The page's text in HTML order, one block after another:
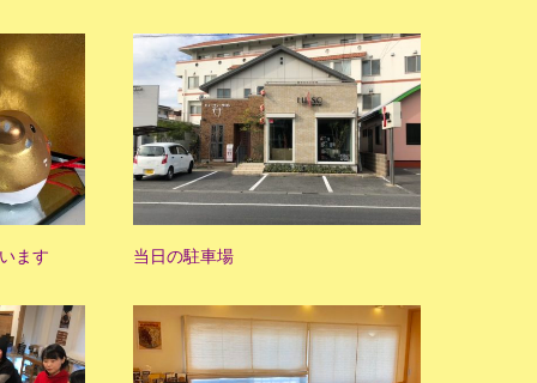
ます 当日の駐車場